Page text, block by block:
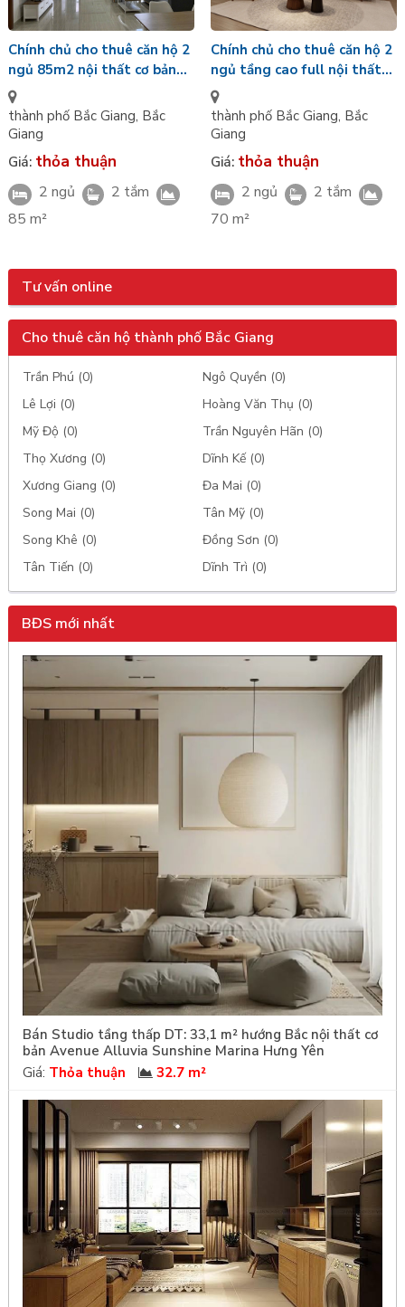
Chính chủ cho thuê căn hộ 2
ngủ 85m2 nội thất cơ bản
Imperia Sky Bắc Giang
thành phố Bắc Giang, Bắc
Giang
Giá: thỏa thuận
2 ngủ
2 tắm
85 m²
Chính chủ cho thuê căn hộ 2
ngủ tầng cao full nội thất
Imperia Sky Bay Bắc Giang
thành phố Bắc Giang, Bắc
Giang
Giá: thỏa thuận
2 ngủ
2 tắm
70 m²
Tư vấn online
Cho thuê căn hộ thành phố Bắc Giang
Trần Phú (0)
Ngô Quyền (0)
Lê Lợi (0)
Hoàng Văn Thụ (0)
Mỹ Độ (0)
Trần Nguyên Hãn (0)
Thọ Xương (0)
Dĩnh Kế (0)
Xương Giang (0)
Đa Mai (0)
Song Mai (0)
Tân Mỹ (0)
Song Khê (0)
Đồng Sơn (0)
Tân Tiến (0)
Dĩnh Trì (0)
BĐS mới nhất
Bán Studio tầng thấp DT: 33,1 m² hướng Bắc nội thất cơ
bản Avenue Alluvia Sunshine Marina Hưng Yên
Giá: Thỏa thuận 32.7 m²